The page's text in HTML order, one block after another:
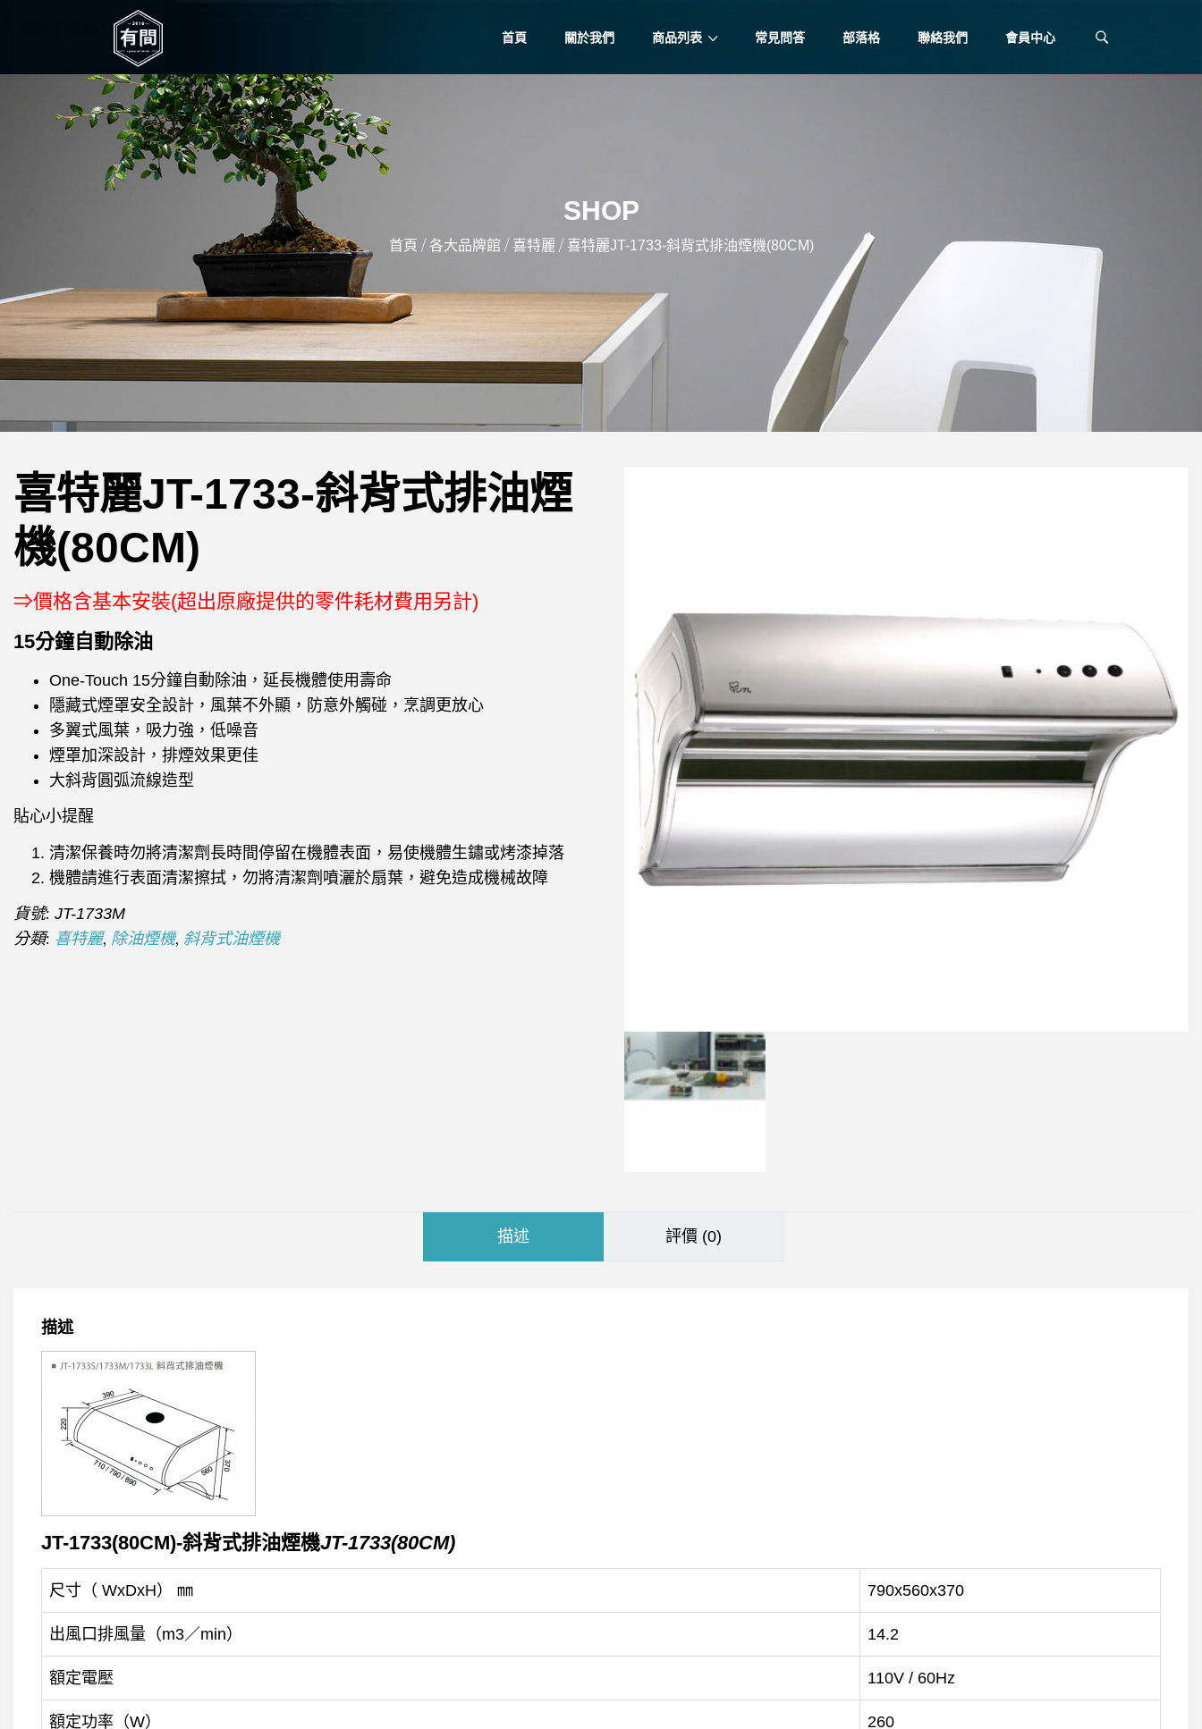
首頁 關於我們 商品列表 常見問答 部落格 聯絡我們 會員中心
SHOP
首頁 / 各大品牌館 / 喜特麗 / 喜特麗JT-1733-斜背式排油煙機(80CM)
喜特麗JT-1733-斜背式排油煙
機(80CM)
⇒價格含基本安裝(超出原廠提供的零件耗材費用另計)
15分鐘自動除油
One-Touch 15分鐘自動除油，延長機體使用壽命
隱藏式煙罩安全設計，風葉不外顯，防意外觸碰，烹調更放心
多翼式風葉，吸力強，低噪音
煙罩加深設計，排煙效果更佳
大斜背圓弧流線造型
貼心小提醒
清潔保養時勿將清潔劑長時間停留在機體表面，易使機體生鏽或烤漆掉落
機體請進行表面清潔擦拭，勿將清潔劑噴灑於扇葉，避免造成機械故障
貨號: JT-1733M
分類: 喜特麗, 除油煙機, 斜背式油煙機
描述 評價 (0)
描述
JT-1733(80CM)-斜背式排油煙機JT-1733(80CM)
尺寸（ WxDxH） ㎜ 790x560x370
出風口排風量（m3／min） 14.2
額定電壓 110V / 60Hz
額定功率（W） 260